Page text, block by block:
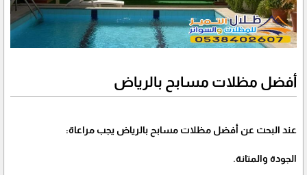
أفضل مظلات مسابح بالرياض
عند البحث عن أفضل مظلات مسابح بالرياض يجب مراعاة:
الجودة والمتانة.